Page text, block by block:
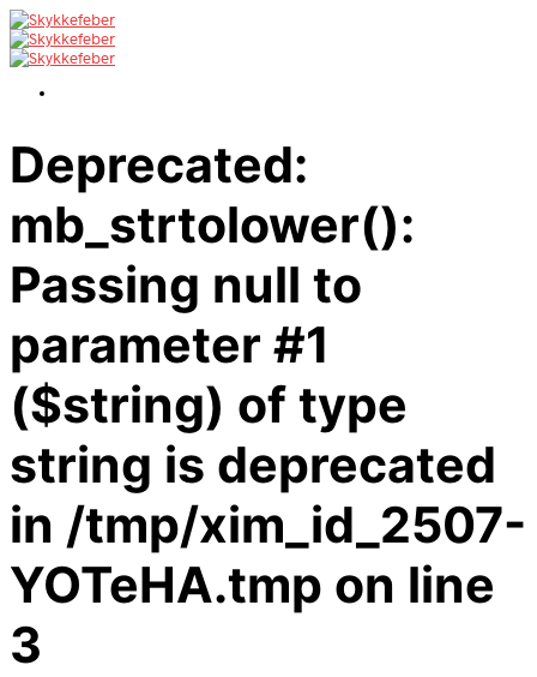
Deprecated:
mb_strtolower():
Passing null to
parameter #1
($string) of type
string is deprecated
in /tmp/xim_id_2507-
YOTeHA.tmp on line
3